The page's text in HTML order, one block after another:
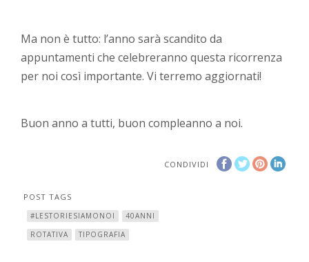
Ma non è tutto: l’anno sarà scandito da
appuntamenti che celebreranno questa ricorrenza
per noi così importante. Vi terremo aggiornati!
Buon anno a tutti, buon compleanno a noi.
CONDIVIDI
POST TAGS
#LESTORIESIAMONOI
40ANNI
ROTATIVA
TIPOGRAFIA